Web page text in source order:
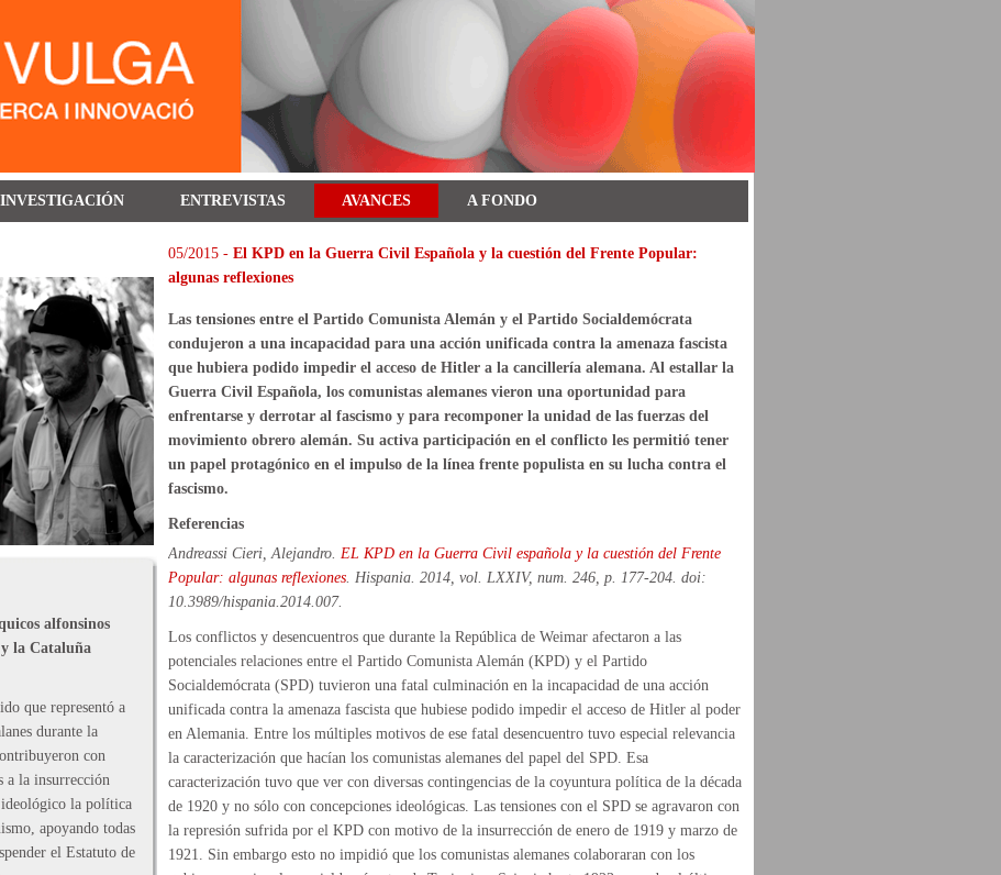
ENTREVISTAS AVANCES A FONDO
alfonsinos
la Cataluña
que representó a
durante la
con
a la insurrección
la política
apoyando todas
el Estatuto de
05/2015 - El KPD en la Guerra Civil Española y la cuestión del Frente Popular:
algunas reflexiones
Las tensiones entre el Partido Comunista Alemán y el Partido Socialdemócrata
condujeron a una incapacidad para una acción unificada contra la amenaza fascista
que hubiera podido impedir el acceso de Hitler a la cancillería alemana. Al estallar la
Guerra Civil Española, los comunistas alemanes vieron una oportunidad para
enfrentarse y derrotar al fascismo y para recomponer la unidad de las fuerzas del
movimiento obrero alemán. Su activa participación en el conflicto les permitió tener
un papel protagónico en el impulso de la línea frente populista en su lucha contra el
fascismo.
Referencias
Andreassi Cieri, Alejandro. EL KPD en la Guerra Civil española y la cuestión del Frente
Popular: algunas reflexiones. Hispania. 2014, vol. LXXIV, num. 246, p. 177-204. doi:
10.3989/hispania.2014.007.
Los conflictos y desencuentros que durante la República de Weimar afectaron a las
potenciales relaciones entre el Partido Comunista Alemán (KPD) y el Partido
Socialdemócrata (SPD) tuvieron una fatal culminación en la incapacidad de una acción
unificada contra la amenaza fascista que hubiese podido impedir el acceso de Hitler al poder
en Alemania. Entre los múltiples motivos de ese fatal desencuentro tuvo especial relevancia
la caracterización que hacían los comunistas alemanes del papel del SPD. Esa
caracterización tuvo que ver con diversas contingencias de la coyuntura política de la década
de 1920 y no sólo con concepciones ideológicas. Las tensiones con el SPD se agravaron con
la represión sufrida por el KPD con motivo de la insurrección de enero de 1919 y marzo de
1921. Sin embargo esto no impidió que los comunistas alemanes colaboraran con los